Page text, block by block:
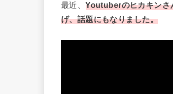
最近、Youtuberのヒカキンさ
げ、話題にもなりました。